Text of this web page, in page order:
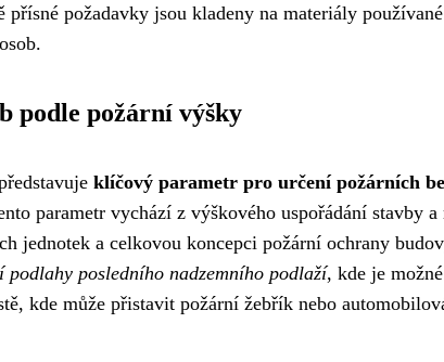
přísné požadavky jsou kladeny na materiály
podle požární výšky
klíčový parametr pro určení požárních
parametr vychází z výškového uspořádání stavby
jednotek a celkovou koncepci požární ochrany
podlahy posledního nadzemního podlaží, kde je
kde může přistavit požární žebřík nebo